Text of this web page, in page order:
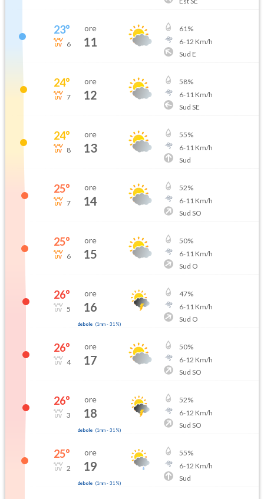
23°
6
ore
11
61%
6-12 Km/h
Sud E
24°
7
ore
12
58%
6-11 Km/h
Sud SE
24°
8
ore
13
55%
6-11 Km/h
Sud
25°
7
ore
14
52%
6-11 Km/h
Sud SO
25°
6
ore
15
50%
6-11 Km/h
Sud O
26°
5
ore
16
debole (1mm- 31 %)
47%
6-11 Km/h
Sud O
26°
4
ore
17
50%
6-12 Km/h
Sud SO
26°
3
ore
18
debole (1mm- 31 %)
52%
6-12 Km/h
Sud SO
25°
2
ore
19
debole (1mm- 31 %)
55%
6-12 Km/h
Sud